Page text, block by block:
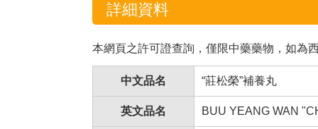
詳細資料
本網頁之許可證查詢，僅限中藥藥物，如為
中文品名 “莊松榮”補養丸
英文品名 BUU YEANG WAN